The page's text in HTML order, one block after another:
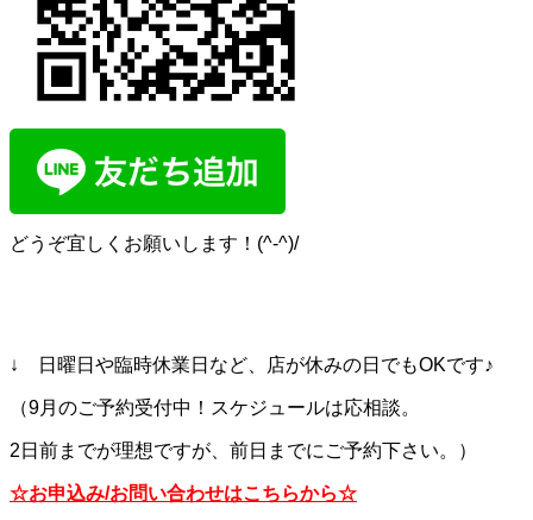
どうぞ宜しくお願いします！(^-^)/
↓ 日曜日や臨時休業日など、店が休みの日でもOKです♪
（9月のご予約受付中！スケジュールは応相談。
2日前までが理想ですが、前日までにご予約下さい。）
☆お申込み/お問い合わせはこちらから☆